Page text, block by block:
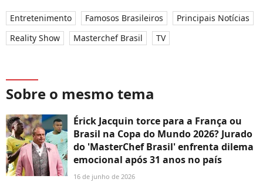
Entretenimento Famosos Brasileiros
Principais Notícias
Reality Show
Masterchef Brasil TV
Sobre o mesmo tema
Érick Jacquin torce para a França ou
Brasil na Copa do Mundo 2026? Jurado
do 'MasterChef Brasil' enfrenta dilema
emocional após 31 anos no país
16 de junho de 2026